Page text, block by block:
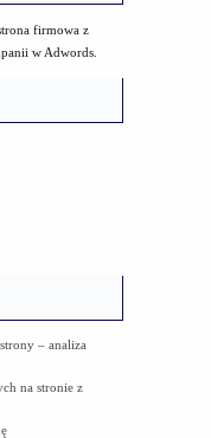
firmowa z
w Adwords.
– analiza
na stronie z